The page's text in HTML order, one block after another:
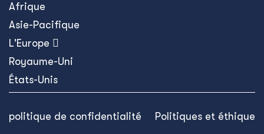
Afrique
Asie-Pacifique
L'Europe 
Royaume-Uni
États-Unis
politique de confidentialité Politiques et éthique